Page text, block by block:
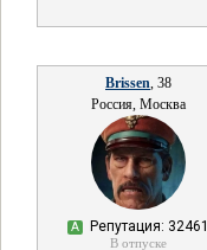
Brissen, 38
Россия, Москва
А Репутация: 32461
В отпуске